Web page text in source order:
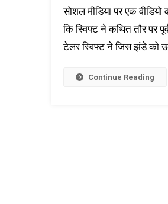
सोशल मीडिया पर एक
कि स्विफ्ट ने कथित तौर पर
टेलर स्विफ्ट ने जिस झंडे को
Continue Reading